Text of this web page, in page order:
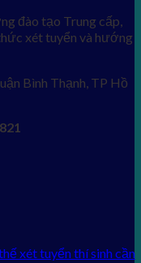
đào tạo Trung cấp,
xét tuyển và hướng
Bình Thạnh, TP Hồ
xét tuyển thí sinh cần